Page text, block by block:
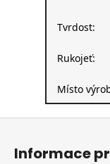
Tvrdost:
Rukojeť:
Místo
Z
Informace